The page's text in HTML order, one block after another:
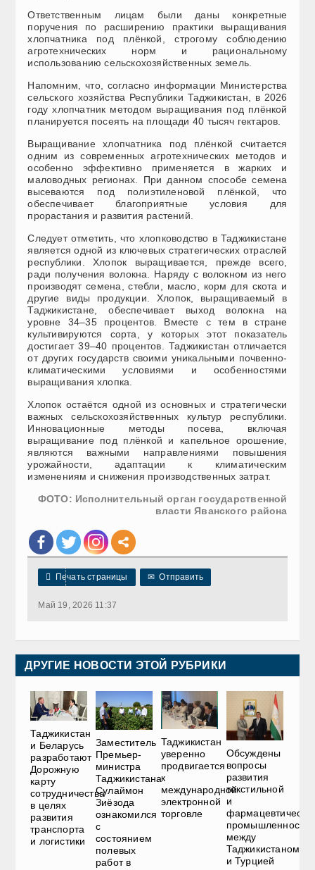
Ответственным лицам были даны конкретные
поручения по расширению практики выращивания
хлопчатника под плёнкой, строгому соблюдению
агротехнических норм и рациональному
использованию сельскохозяйственных земель.
Напомним, что, согласно информации Министерства
сельского хозяйства Республики Таджикистан, в 2026
году хлопчатник методом выращивания под плёнкой
планируется посеять на площади 40 тысяч гектаров.
Выращивание хлопчатника под плёнкой считается
одним из современных агротехнических методов и
особенно эффективно применяется в жарких и
маловодных регионах. При данном способе семена
высеваются под полиэтиленовой плёнкой, что
обеспечивает благоприятные условия для
прорастания и развития растений.
Следует отметить, что хлопководство в Таджикистане
является одной из ключевых стратегических отраслей
республики. Хлопок выращивается
прежде всего
ради получения волокна. Наряду с волокном из него
производят семена, стебли, масло, корм для скота и
другие виды продукции. Хлопок, выращиваемый в
Таджикистане, обеспечивает выход волокна на
уровне 34–35 процентов. Вместе с тем в стране
культивируются сорта, у которых этот показатель
достигает 39–40 процентов. Таджикистан отличается
от других государств своими уникальными почвенно-
климатическими условиями и особенностями
выращивания хлопка.
Хлопок остаётся одной из основных и стратегически
важных сельскохозяйственных культур республики.
Инновационные методы посева, включая
выращивание под плёнкой и капельное орошение,
являются важными направлениями повышения
урожайности, адаптации к климатическим
изменениям и снижения производственных затрат.
ФОТО: Исполнительный орган государственной
власти Яванского района
 Печать страницы ✉ Отправить
Май 19, 2026 11:37
ДРУГИЕ НОВОСТИ ЭТОЙ РУБРИКИ
Таджикистан
и Беларусь
разработают
Дорожную
карту
сотрудничества
в целях
развития
транспорта
и логистики
Заместитель
Премьер-
министра
Таджикистана
Сулаймон
Зиёзода
ознакомился
с
состоянием
полевых
работ в
Таджикистан
уверенно
продвигается
к
международной
электронной
торговле
Обсуждены
вопросы
развития
текстильной
и
промышленности
между
Таджикистаном
и Турцией